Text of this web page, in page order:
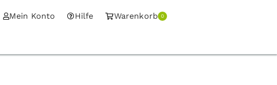
Mein Konto Hilfe Warenkorb 0